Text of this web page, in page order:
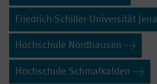
Friedrich-Schiller-Uni­ver­si­tät Jena
Hochschule Nordhausen
Hochschule Schmal­kalden